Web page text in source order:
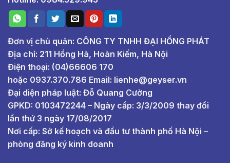
Đơn vị chủ quản: CÔNG TY TNHH ĐẠI HỒNG PHÁT
Địa chỉ: 211 Hồng Hà, Hoàn Kiếm, Hà Nội
Điện thoại: (04)66606 170
hoặc 0937.370.786 Email: lienhe@geyser.vn
Đại diện pháp luật: Đỗ Quang Cường
GPKD: 0103472244 – Ngày cấp: 3/3/2009 thay đổi
lần thứ 3 ngày 17/08/2017
Nơi cấp: Sở kế hoạch và đầu tư thành phố Hà Nội –
phòng đăng ký kinh doanh